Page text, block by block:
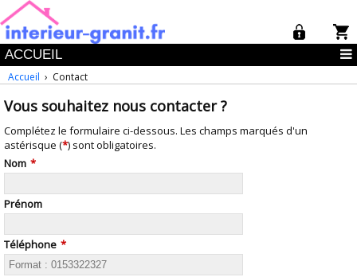
ACCUEIL
Accueil › Contact
Vous souhaitez nous contacter ?
Complétez le formulaire ci-dessous. Les champs marqués d'un
astérisque (*) sont obligatoires.
Nom *
Prénom
Téléphone *